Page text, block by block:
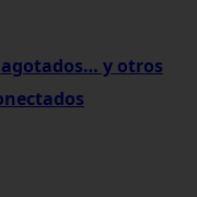
y otros